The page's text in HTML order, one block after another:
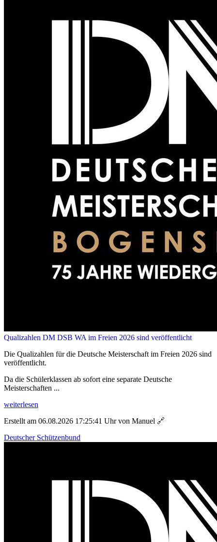
Qualizahlen DM DSB WA im Freien 2026 sind veröffentlicht
Die Qualizahlen für die Deutsche Meisterschaft im Freien 2026 sind
veröffentlicht.
Da die Schülerklassen ab sofort eine separate Deutsche
Meisterschaften ...
weiterlesen
Erstellt am 06.08.2026 17:25:41 Uhr von Manuel 🔗
Deutscher Schützenbund